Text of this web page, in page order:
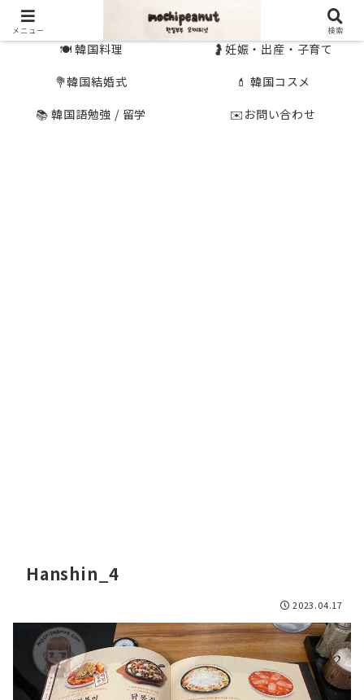
🍽 韓国料理
🤰妊娠・出産・子育て
💐韓国結婚式
💄 韓国コスメ
📚 韓国語勉強 / 留学
✉️お問い合わせ
Hanshin_4
2023.04.17
メニュー 検索